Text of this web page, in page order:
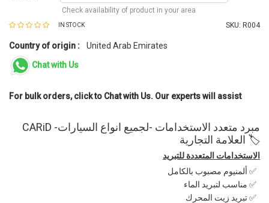
Check availability of product in your area
IN STOCK SKU: R004
Country of origin :
United Arab Emirates
Chat with Us
For bulk orders, click to Chat with Us. Our experts will assist
CARiDمبرد متعدد الاستخدامات -لجميع انواع السيارات-
🏷️ العلامة التجارية
الاستخدامات المتعددة للتبريد
ألمنيوم مصبوب بالكامل ✅
مناسب لتبريد الماء ✅
تبريد زيت المحرك ✅